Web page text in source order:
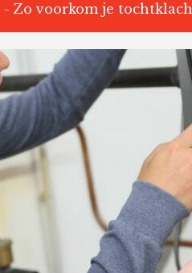
- Zo voorkom je